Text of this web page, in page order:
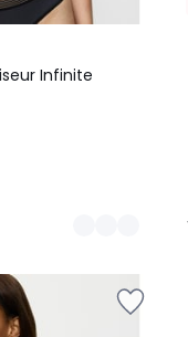
Infinite